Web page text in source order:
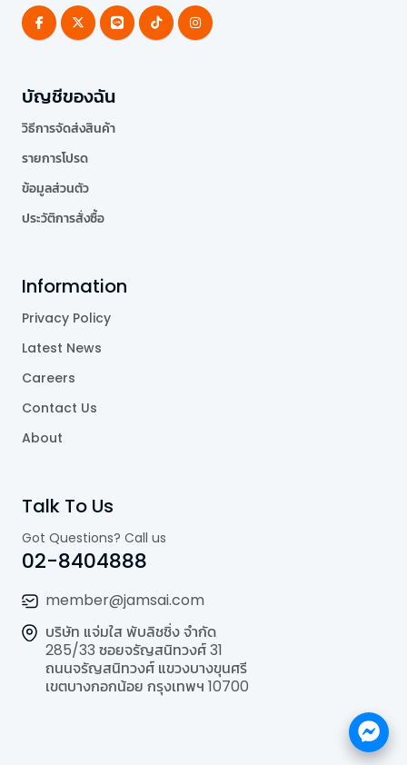
บัญชีของฉัน
วิธีการจัดส่งสินค้า
รายการโปรด
ข้อมูลส่วนตัว
ประวัติการสั่งซื้อ
Information
Privacy Policy
Latest News
Careers
Contact Us
About
Talk To Us
Got Questions? Call us
02-8404888
member@jamsai.com
บริษัท แจ่มใส พับลิชชิ่ง จำกัด
285/33 ซอยจรัญสนิทวงศ์ 31
ถนนจรัญสนิทวงศ์ แขวงบางขุนศรี
เขตบางกอกน้อย กรุงเทพฯ 10700